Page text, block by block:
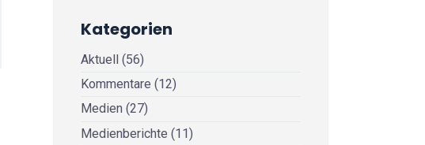
Kategorien
Aktuell (56)
Kommentare (12)
Medien (27)
Medienberichte (11)